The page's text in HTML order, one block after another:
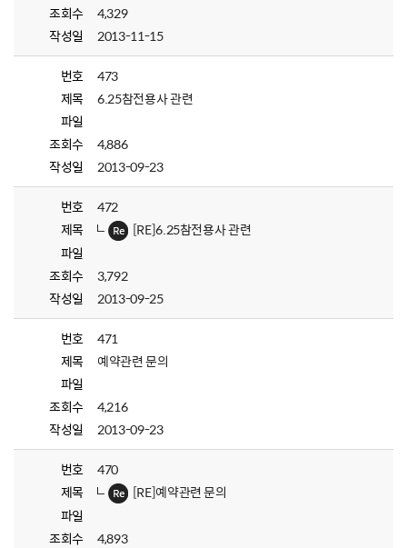
조회수
4,329
작성일
2013-11-15
번호
473
제목
6.25참전용사 관련
파일
조회수
4,886
작성일
2013-09-23
번호
472
제목
[RE]6.25참전용사 관련
파일
조회수
3,792
작성일
2013-09-25
번호
471
제목
예약관련 문의
파일
조회수
4,216
작성일
2013-09-23
번호
470
제목
[RE]예약관련 문의
파일
조회수
4,893